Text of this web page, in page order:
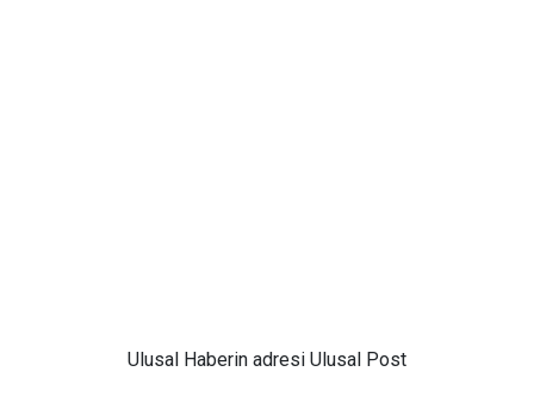
Ulusal Haberin adresi Ulusal Post